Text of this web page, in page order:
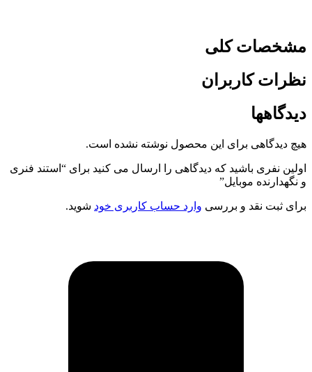
مشخصات کلی
نظرات کاربران
دیدگاهها
هیچ دیدگاهی برای این محصول نوشته نشده است.
اولین نفری باشید که دیدگاهی را ارسال می کنید برای “استند فنری
و نگهدارنده موبایل”
برای ثبت نقد و بررسی وارد حساب کاربری خود شوید.